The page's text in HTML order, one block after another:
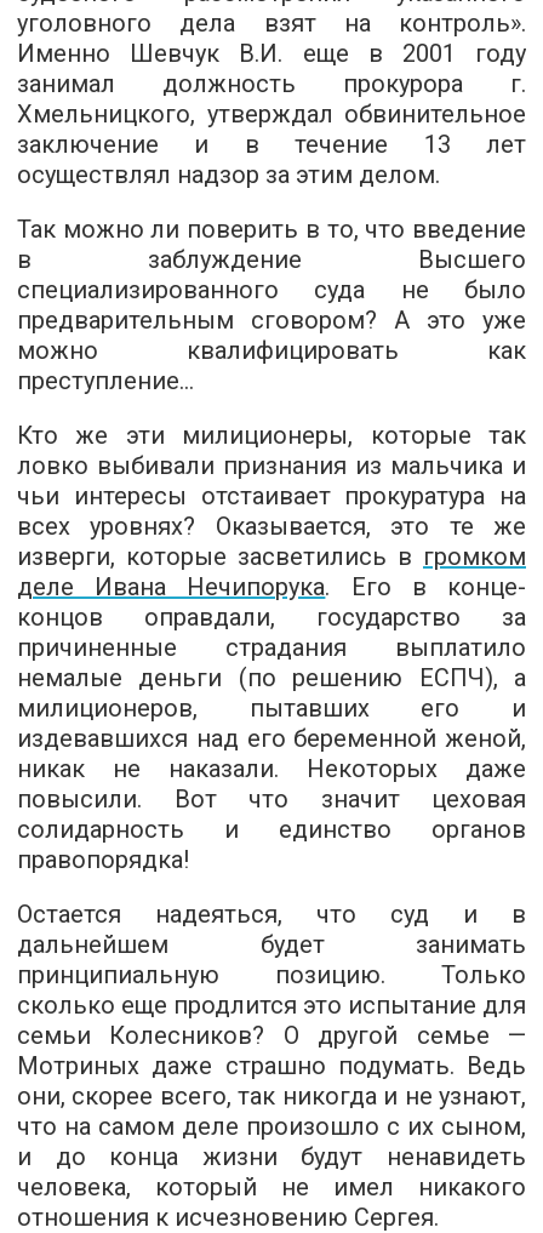
уголовного дела взят на контроль».
Именно Шевчук В.И. еще в 2001 году
занимал должность прокурора г.
Хмельницкого, утверждал обвинительное
заключение и в течение 13 лет
осуществлял надзор за этим делом.
Так можно ли поверить в то, что введение
в заблуждение Высшего
специализированного суда не было
предварительным сговором? А это уже
можно квалифицировать как
преступление...
Кто же эти милиционеры, которые так
ловко выбивали признания из мальчика и
чьи интересы отстаивает прокуратура на
всех уровнях? Оказывается, это те же
изверги, которые засветились в громком
деле Ивана Нечипорука. Его в конце-
концов оправдали, государство за
причиненные страдания выплатило
немалые деньги (по решению ЕСПЧ), а
милиционеров, пытавших его и
издевавшихся над его беременной женой,
никак не наказали. Некоторых даже
повысили. Вот что значит цеховая
солидарность и единство органов
правопорядка!
Остается надеяться, что суд и в
дальнейшем будет занимать
принципиальную позицию. Только
сколько еще продлится это испытание для
семьи Колесников? О другой семье —
Мотриных даже страшно подумать. Ведь
они, скорее всего, так никогда и не узнают,
что на самом деле произошло с их сыном,
и до конца жизни будут ненавидеть
человека, который не имел никакого
отношения к исчезновению Сергея.